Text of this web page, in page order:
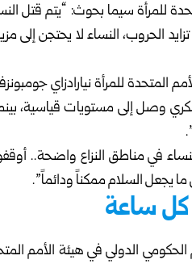
للمرأة سيما بحوث: “يتم قتل
الحروب، النساء لا يحتجن إلى
المتحدة للمرأة نيارادزاي
وصل إلى مستويات قياسية،
في مناطق النزاع واضحة.. أوقفوا
يجعل السلام ممكناً ودائماً”.
كل ساعة
الدولي في هيئة الأمم